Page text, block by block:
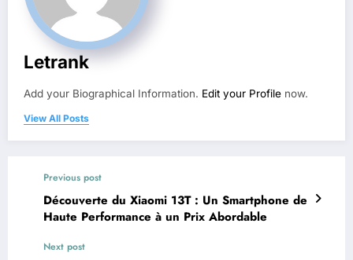
Letrank
Add your Biographical Information. Edit your Profile now.
View All Posts
Previous post
Découverte du Xiaomi 13T : Un Smartphone de
Haute Performance à un Prix Abordable
Next post